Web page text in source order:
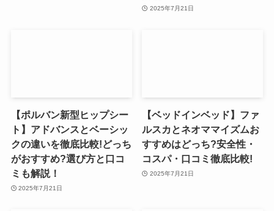
2025年7月21日
【ポルバン新型ヒップシー
ト】アドバンスとベーシッ
クの違いを徹底比較!どっち
がおすすめ?選び方と口コ
ミも解説！
2025年7月21日
【ベッドインベッド】ファ
ルスカとネオママイズムお
すすめはどっち?安全性・
コスパ・口コミ徹底比較!
2025年7月21日